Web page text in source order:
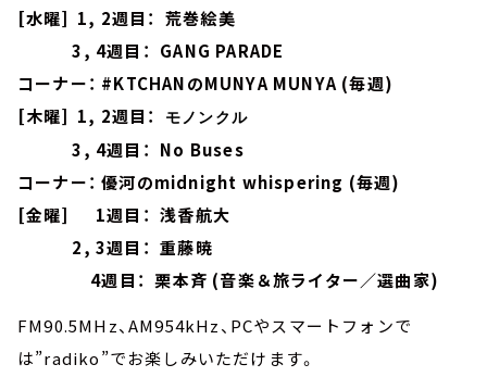
[水曜] 1, 2週目： 荒巻絵美
3, 4週目： GANG PARADE
コーナー： #KTCHANのMUNYA MUNYA (毎週)
[木曜] 1, 2週目：
モノンクル
3, 4週目： No Buses
コーナー： 優河のmidnight whispering (毎週)
[金曜] 1週目： 浅香航大
2, 3週目： 重藤暁
4週目： 栗本斉 (音楽＆旅ライター／選曲家)
FM90.5MHz、AM954kHz、PCやスマートフォンで
は”radiko”でお楽しみいただけます。